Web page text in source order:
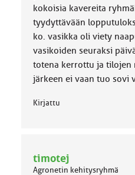
kokoisia kavereita
tyydyttävään
ko. vasikka oli viety
vasikoiden seuraksi
totena kerrottu ja tilojen
järkeen ei vaan tuo sovi
Kirjattu
timotej
Agronetin kehitysryhmä